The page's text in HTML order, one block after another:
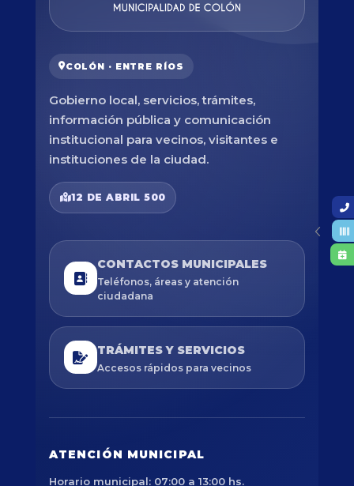
COLÓN · ENTRE RÍOS
Gobierno local, servicios, trámites,
información pública y comunicación
institucional para vecinos, visitantes e
instituciones de la ciudad.
12 DE ABRIL 500
CONTACTOS MUNICIPALES
Teléfonos, áreas y atención
ciudadana
TRÁMITES Y SERVICIOS
Accesos rápidos para vecinos
ATENCIÓN MUNICIPAL
Horario municipal: 07:00 a 13:00 hs.